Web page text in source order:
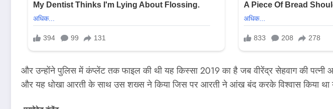
और उन्होंने पुलिस में कंप्लेंट तक फाइल की थी यह किस्सा 2019 का है जब वीरेंद्र सेहवाग की
और यह धोखा आरती के साथ उस शख्स ने किया जिस पर आरती ने आंख बंद करके विश्वास किया था